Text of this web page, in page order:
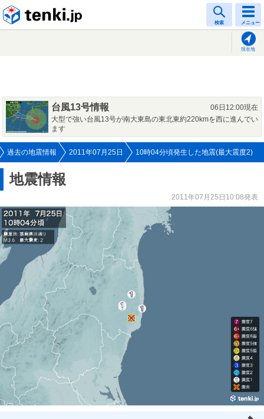
検索 メニュー
現在地
台風13号情報
06日12:00現在
大型で強い台風13号が南大東島の東北東約220kmを西に進んでい
ます
過去の地震情報 2011年07月25日 10時04分頃発生した地震(最大震度2)
地震情報
2011年07月25日10:08発表